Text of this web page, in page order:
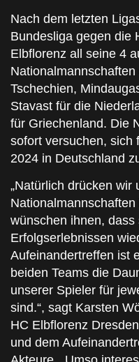
Nach dem letzten
Bundesliga gegen die
Elbflorenz all seine 4
Tschechien,
Stavast für die
für Griechenland. Die
sofort versuchen, sich
2024 in Deutschland
„Natürlich drücken wir
wünschen ihnen,
Erfolgserlebnissen
Aufeinandertreffen ist
beiden Teams die
unserer Spieler für
sind.“, sagt Karsten
HC Elbflorenz
und dem